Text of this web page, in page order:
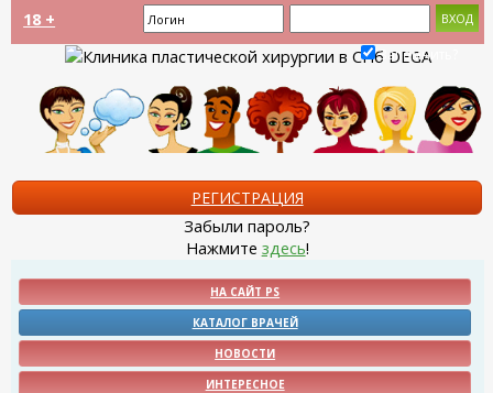
18 +
Запомнить?
РЕГИСТРАЦИЯ
Забыли пароль?
Нажмите здесь!
НА САЙТ PS
КАТАЛОГ ВРАЧЕЙ
НОВОСТИ
ИНТЕРЕСНОЕ